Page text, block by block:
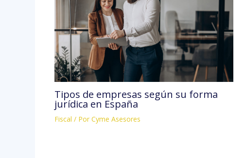
Tipos de empresas según su forma
jurídica en España
Fiscal / Por Cyme Asesores